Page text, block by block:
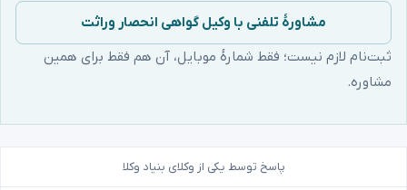
مشاورهٔ تلفنی با وکیل گواهی انحصار وراثت
ثبت‌نام لازم نیست؛ فقط شمارهٔ موبایل، آن هم فقط برای همین
مشاوره.
پاسخ توسط یکی از وکلای بنیاد وکلا